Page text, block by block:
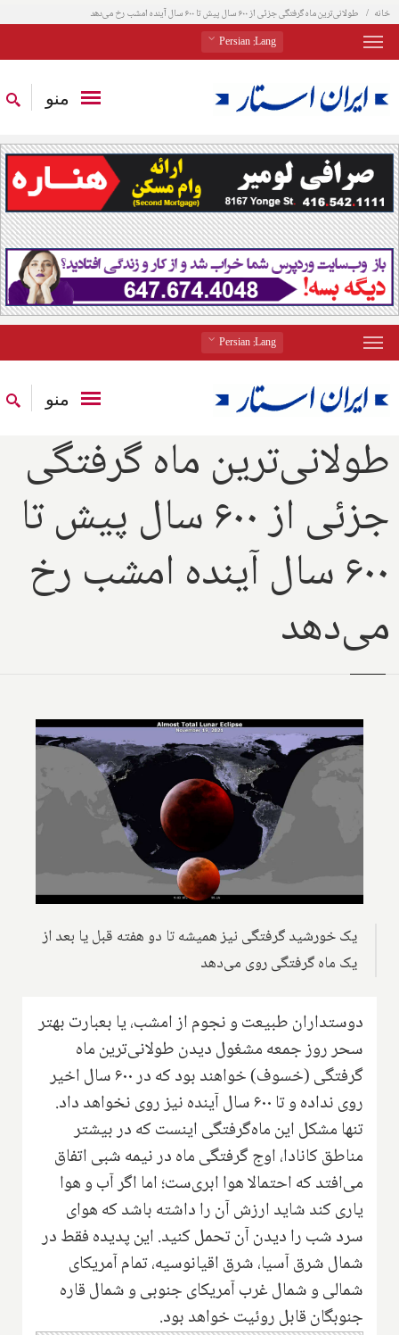
خانه طولانی‌ترین ماه گرفتگی جزئی از ۶۰۰ سال پیش تا ۶۰۰ سال آینده امشب رخ می‌دهد
Lang
: Persian
منو
Lang
: Persian
منو
طولانی‌ترین ماه گرفتگی
جزئی از ۶۰۰ سال پیش تا
۶۰۰ سال آینده امشب رخ
می‌دهد
یک خورشید گرفتگی نیز همیشه تا دو هفته قبل یا بعد از
یک ماه گرفتگی روی می‌دهد
دوستداران طبیعت و نجوم از امشب، یا بعبارت بهتر
سحر روز جمعه مشغول دیدن طولانی‌ترین ماه
گرفتگی (خسوف) خواهند بود که در ۶۰۰ سال اخیر
روی نداده و تا ۶۰۰ سال آینده نیز روی نخواهد داد.
تنها مشکل این ماه‌گرفتگی اینست که در بیشتر
مناطق کانادا، اوج گرفتگی ماه در نیمه شبی اتفاق
می‌افتد که احتمالا هوا ابری‌ست؛ اما اگر آب و هوا
یاری کند شاید ارزش آن را داشته باشد که هوای
سرد شب را دیدن آن تحمل کنید. این پدیده فقط در
شمال شرق آسیا، شرق اقیانوسیه، تمام آمریکای
شمالی و شمال غرب آمریکای جنوبی و شمال قاره
جنوبگان قابل روئیت خواهد بود.